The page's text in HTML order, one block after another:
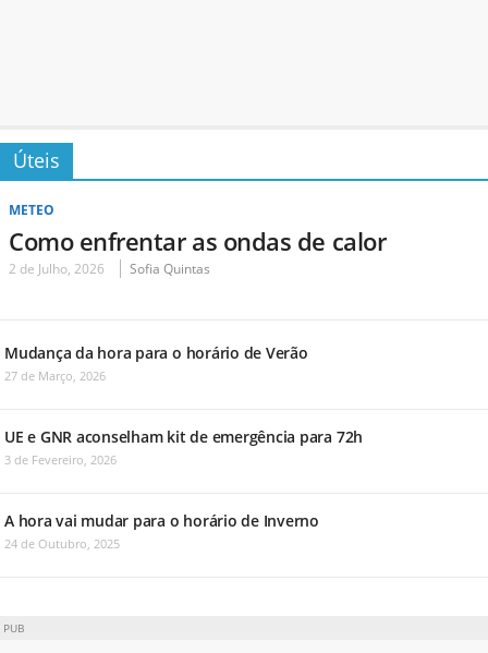
Úteis
METEO
Como enfrentar as ondas de calor
2 de Julho, 2026 Sofia Quintas
Mudança da hora para o horário de Verão
27 de Março, 2026
UE e GNR aconselham kit de emergência para 72h
3 de Fevereiro, 2026
A hora vai mudar para o horário de Inverno
24 de Outubro, 2025
PUB